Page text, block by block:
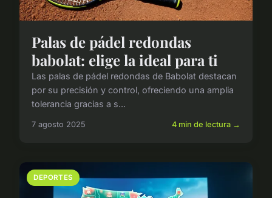
Palas de pádel redondas
babolat: elige la ideal para ti
Las palas de pádel redondas de Babolat destacan
por su precisión y control, ofreciendo una amplia
tolerancia gracias a s...
7 agosto 2025 4 min de lectura →
DEPORTES